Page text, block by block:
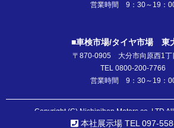
営業時間 9：30～19：
■車検市場/タイヤ市場 東
〒870-0905 大分市向原西1丁
TEL 0800-200-7766
営業時間 9：30～19：
Copyright (C) Nishinihon Motors co.,LTD
本社展示場 TEL 097-